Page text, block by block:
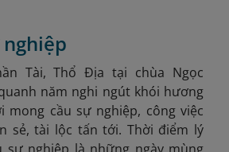
nghiệp
Tài, Thổ Địa tại chùa Ngọc
năm nghi ngút khói hương
mong cầu sự nghiệp, công việc
sẻ, tài lộc tấn tới. Thời điểm lý